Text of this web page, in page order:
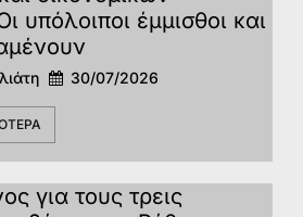
υπόλοιποι έμμισθοι και
30/07/2026
για τους τρεις